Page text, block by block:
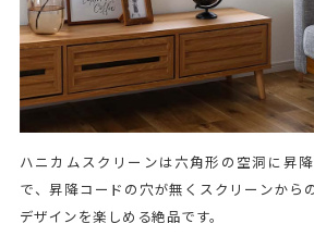
ハニカムスクリーンは六角形の空洞に昇
で、昇降コードの穴が無くスクリーンから
デザインを楽しめる絶品です。